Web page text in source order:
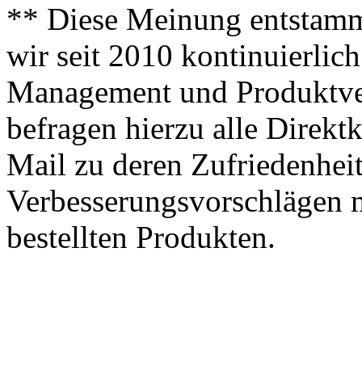
** Diese Meinung
wir seit 2010
Management und
befragen hierzu alle
Mail zu deren
bestellten Produkten.